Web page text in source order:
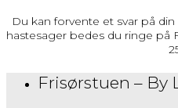
Du kan forvente et svar på
hastesager bedes du ringe på
Frisørstuen – By